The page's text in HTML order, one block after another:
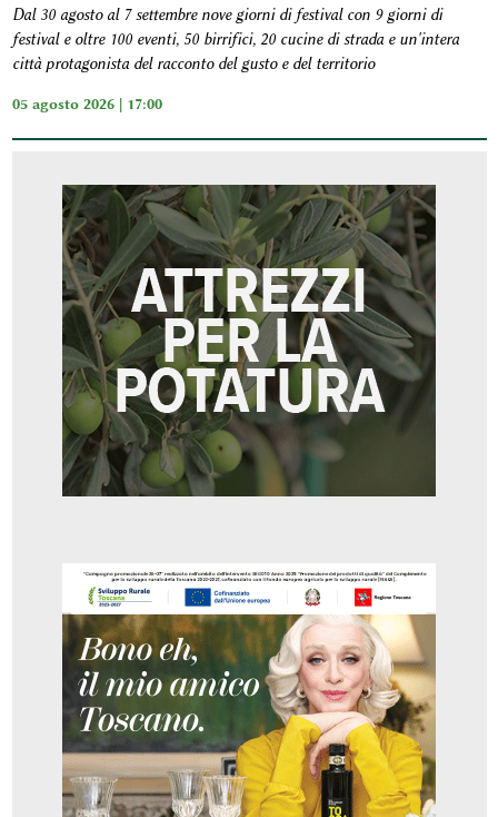
Dal 30 agosto al 7 settembre nove giorni di festival con 9 giorni di
festival e oltre 100 eventi, 50 birrifici, 20 cucine di strada e un'intera
città protagonista del racconto del gusto e del territorio
05 agosto 2026 | 17:00